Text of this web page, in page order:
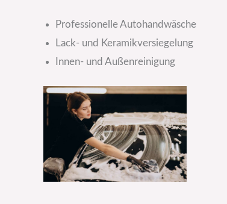
Professionelle Autohandwäsche
Lack- und Keramikversiegelung
Innen- und Außenreinigung